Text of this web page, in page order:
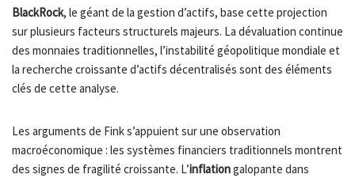
BlackRock, le géant de la gestion d’actifs, base cette projection
sur plusieurs facteurs structurels majeurs. La dévaluation continue
des monnaies traditionnelles, l’instabilité géopolitique mondiale et
la recherche croissante d’actifs décentralisés sont des éléments
clés de cette analyse.
Les arguments de Fink s’appuient sur une observation
macroéconomique : les systèmes financiers traditionnels montrent
des signes de fragilité croissante. L’inflationgalopante dans